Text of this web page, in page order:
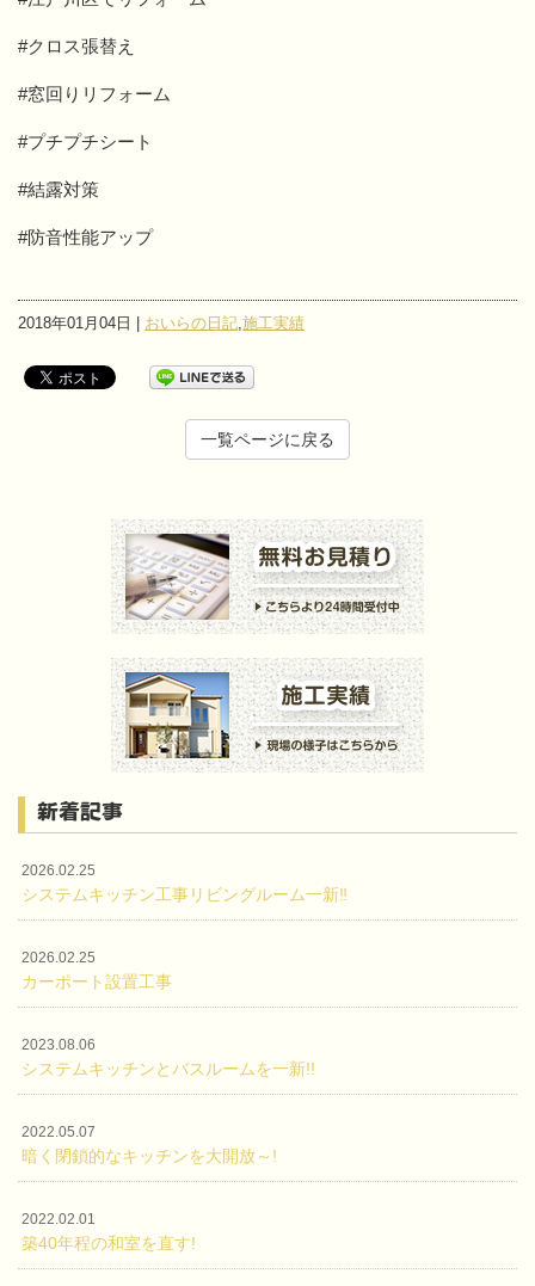
#クロス張替え
#窓回りリフォーム
#プチプチシート
#結露対策
#防音性能アップ
2018年01月04日 | おいらの日記 施工実績
一覧ページに戻る
新着記事
2026.02.25
システムキッチン工事リビングルーム一新‼
2026.02.25
カーポート設置工事
2023.08.06
システムキッチンとバスルームを一新!!
2022.05.07
暗く閉鎖的なキッチンを大開放～!
2022.02.01
築40年程の和室を直す!